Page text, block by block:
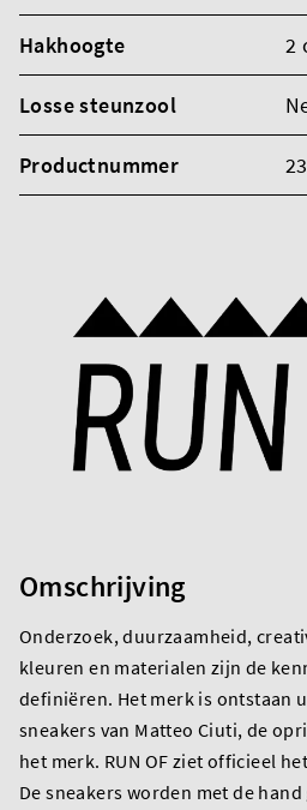
Hakhoogte 2
Losse steunzool
Productnummer
Omschrijving
Onderzoek, duurzaamheid,
kleuren en materialen zijn de
definiëren. Het merk is ontstaan
sneakers van Matteo Ciuti, de
het merk. RUN OF ziet officieel
De sneakers worden met de